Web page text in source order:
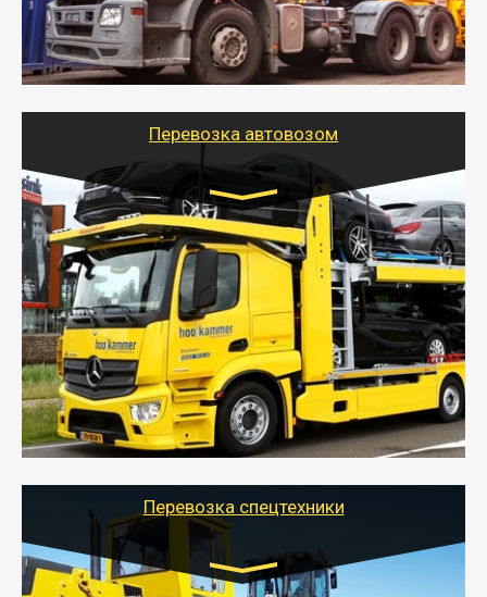
- Наша транспортная компания поможет
организовать доставку в порт и из порта
стандартных контейнеров на контейнеровозе,
шаландах и площадках (открытых кузовах),
используя надежные крепления.
Перевозка автовозом
Цена за км. Рассчитывается
индивидуально
- Перевозка автовозом от Тайгер Логистик – это
быстрый и безопасный способ доставить несколько
легковых автомобилей за одну поездку в другой
город.
- Наша транспортная компания организует доставку
машин автовозом, подобрав оптимальный маршрут с
учетом всех особенности по пути следования.
Перевозка спецтехники